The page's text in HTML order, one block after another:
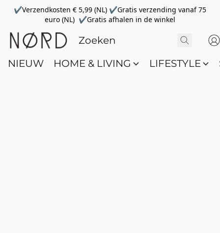
✔Verzendkosten € 5,99 (NL) ✔Gratis verzending vanaf 75
euro (NL) ✔Gratis afhalen in de winkel
NIEUW HOME & LIVING LIFESTYLE